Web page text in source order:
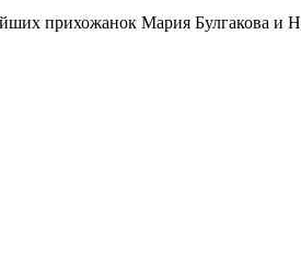
прихожанок Мария Булгакова и